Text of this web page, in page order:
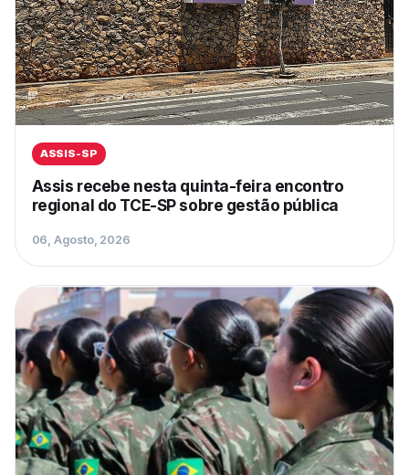
ASSIS-SP
Assis recebe nesta quinta-feira encontro
regional do TCE-SP sobre gestão pública
06, Agosto, 2026